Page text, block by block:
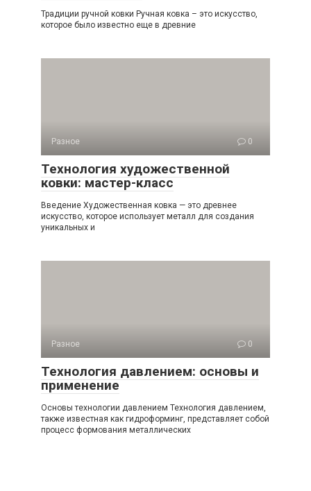
Традиции ручной ковки Ручная ковка – это искусство,
которое было известно еще в древние
Разное 0
Технология художественной
ковки: мастер-класс
Введение Художественная ковка — это древнее
искусство, которое использует металл для создания
уникальных и
Разное 0
Технология давлением: основы и
применение
Основы технологии давлением Технология давлением,
также известная как гидроформинг, представляет собой
процесс формования металлических